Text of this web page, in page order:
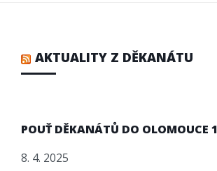
AKTUALITY Z DĚKANÁTU
POUŤ DĚKANÁTŮ DO OLOMOUCE
8. 4. 2025